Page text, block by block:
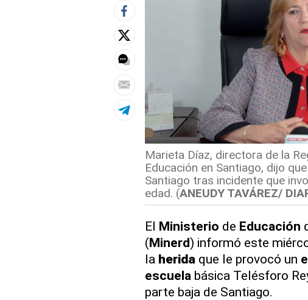
Marieta Díaz, directora de la
Educación en Santiago, dijo
Santiago tras incidente que
edad. (ANEUDY TAVÁREZ/
El Ministerio de Educación
(Minerd) informó este
la herida que le provocó un
escuela básica Telésforo
parte baja de Santiago.